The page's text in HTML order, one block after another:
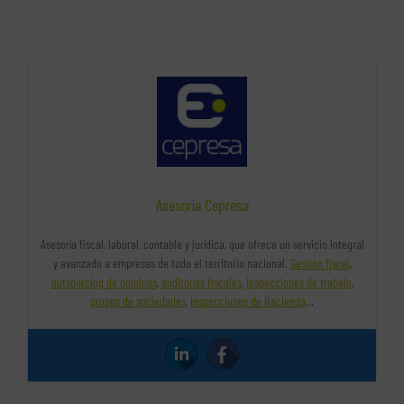
Asesoría Cepresa
Asesoría fiscal, laboral, contable y jurídica, que ofrece un servicio integral
y avanzado a empresas de todo el territorio nacional. Gestión fiscal,
outsourcing de nóminas,auditorías fiscales, inspecciones de trabajo,
grupos de sociedades, inspecciones de Hacienda…